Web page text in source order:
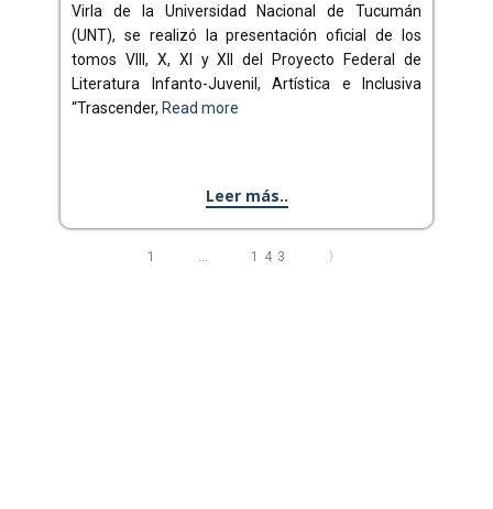
Virla de la Universidad Nacional de Tucumán
(UNT), se realizó la presentación oficial de los
tomos VIII, X, XI y XII del Proyecto Federal de
Literatura Infanto-Juvenil, Artística e Inclusiva
“Trascender, Read more
Leer más..
1 … 143 〉